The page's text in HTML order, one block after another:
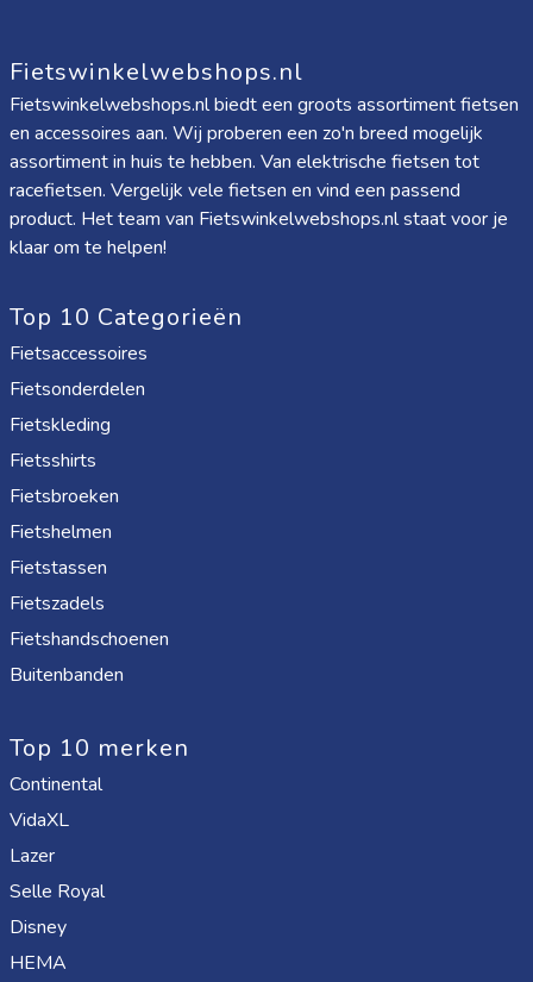
Fietswinkelwebshops.nl
Fietswinkelwebshops.nl biedt een groots assortiment fietsen
en accessoires aan. Wij proberen een zo'n breed mogelijk
assortiment in huis te hebben. Van elektrische fietsen tot
racefietsen. Vergelijk vele fietsen en vind een passend
product. Het team van Fietswinkelwebshops.nl staat voor je
klaar om te helpen!
Top 10 Categorieën
Fietsaccessoires
Fietsonderdelen
Fietskleding
Fietsshirts
Fietsbroeken
Fietshelmen
Fietstassen
Fietszadels
Fietshandschoenen
Buitenbanden
Top 10 merken
Continental
VidaXL
Lazer
Selle Royal
Disney
HEMA